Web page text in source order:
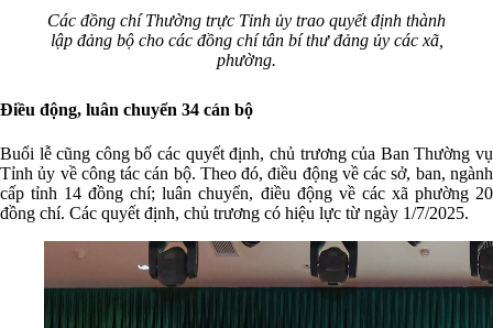
Các đồng chí Thường trực Tỉnh ủy trao quyết định thành
lập đảng bộ cho các đồng chí tân bí thư đảng ủy các xã,
phường.
Điều động, luân chuyển 34 cán bộ
Buổi lễ cũng công bố các quyết định, chủ trương của Ban Thường vụ
Tỉnh ủy về công tác cán bộ. Theo đó, điều động về các sở, ban, ngành
cấp tỉnh 14 đồng chí; luân chuyển, điều động về các xã phường 20
đồng chí. Các quyết định, chủ trương có hiệu lực từ ngày 1/7/2025.